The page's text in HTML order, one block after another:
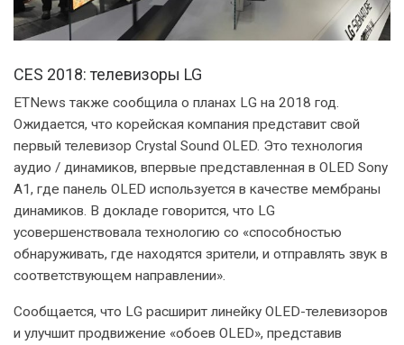
CES 2018: телевизоры LG
ETNews также сообщила о планах LG на 2018 год.
Ожидается, что корейская компания представит свой
первый телевизор Crystal Sound OLED. Это технология
аудио / динамиков, впервые представленная в OLED Sony
A1, где панель OLED используется в качестве мембраны
динамиков. В докладе говорится, что LG
усовершенствовала технологию со «способностью
обнаруживать, где находятся зрители, и отправлять звук в
соответствующем направлении».
Сообщается, что LG расширит линейку OLED-телевизоров
и улучшит продвижение «обоев OLED», представив